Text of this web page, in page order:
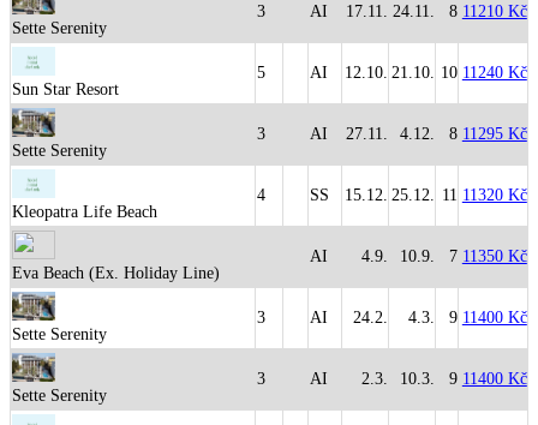
Sette Serenity
3 AI 17.11. 24.11. 8 11210 Kč
Sun Star Resort
5 AI 12.10. 21.10. 10 11240 Kč
Sette Serenity
3 AI 27.11. 4.12. 8 11295 Kč
Kleopatra Life Beach
4 SS 15.12. 25.12. 11 11320 Kč
Eva Beach (Ex. Holiday Line)
AI 4.9. 10.9. 7 11350 Kč
Sette Serenity
3 AI 24.2. 4.3. 9 11400 Kč
Sette Serenity
3 AI 2.3. 10.3. 9 11400 Kč